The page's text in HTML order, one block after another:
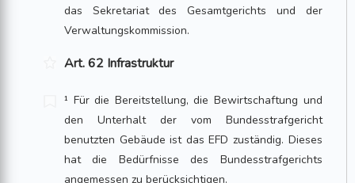
das Sekretariat des Gesamtgerichts und der
Verwaltungskommission.
Art. 62 Infrastruktur
¹ Für die Bereitstellung, die Bewirtschaftung und
den Unterhalt der vom Bundes­strafgericht
benutzten Gebäude ist das EFD zuständig. Dieses
hat die Bedürfnisse des Bundesstrafgerichts
angemessen zu berücksichtigen.